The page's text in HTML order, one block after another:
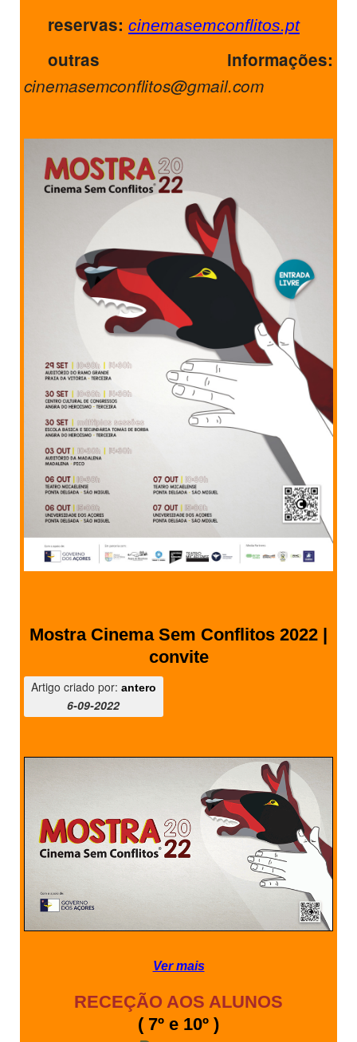
reservas: cinemasemconflitos.pt
outras informações:
cinemasemconflitos@gmail.com
Mostra Cinema Sem Conflitos 2022 |
convite
Artigo criado por: antero
6-09-2022
Ver mais
RECEÇÃO AOS ALUNOS
( 7º e 10º )